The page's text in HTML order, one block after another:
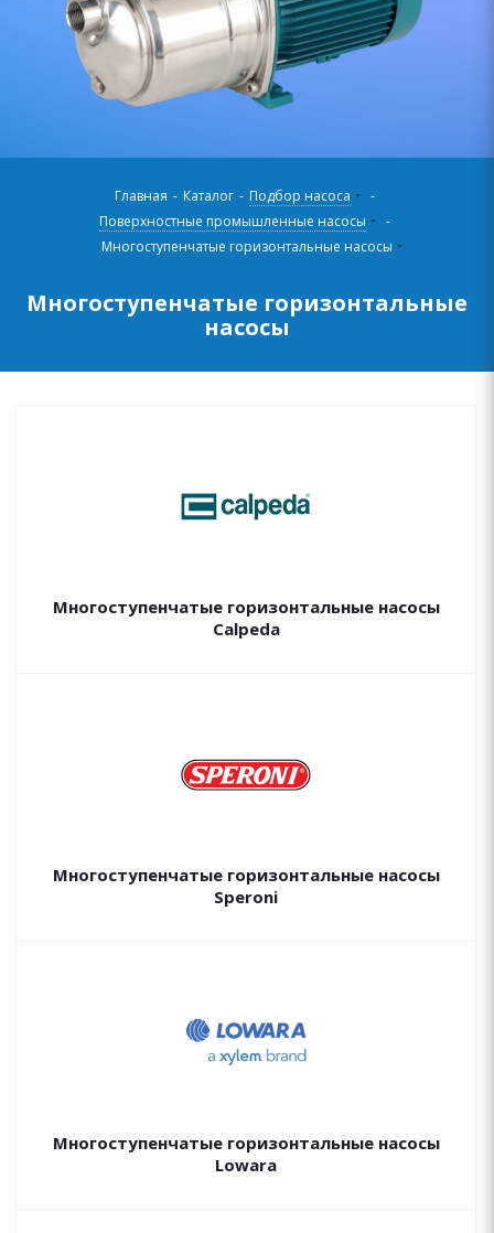
Главная - Каталог - Подбор насоса
-
Поверхностные промышленные насосы
-
Многоступенчатые горизонтальные насосы
Многоступенчатые горизонтальные
насосы
Многоступенчатые горизонтальные насосы
Calpeda
Многоступенчатые горизонтальные насосы
Speroni
Многоступенчатые горизонтальные насосы
Lowara